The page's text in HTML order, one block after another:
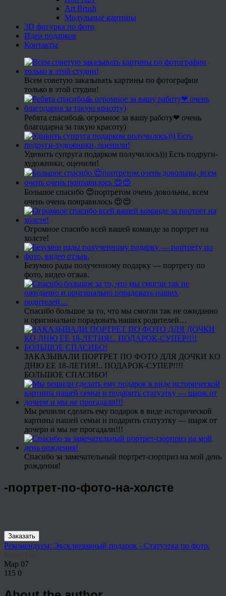
Art Brush
Модульные картины
3D фигурка по фото
Идеи подарков
Контакты
Всем советую заказывать картины по фотографии
только в этой студии!
Ребята спасибо🙏 огромное за вашу работу❤ очень
благодарна за такую красоту)
Удивить супруга подарком получилось))) Есть подруги-
художники, оценили!
Большое спасибо 😍портретом очень довольны, всем
очень очень понравилось 😍😍
Огромное спасибо всей вашей команде за портрет на
холсте!
Безумно рады полученному подарку — портрету по
фото, видео отзыв.
Спасибо большое за то, что мы смогли так не ожиданно
и оригинально порадовать наших родителей…
ЗАКАЗЫВАЛИ ПОРТРЕТ ПО ФОТО ДЛЯ ДОЧКИ КО
ДНЮ ЕЕ 18-ЛЕТИЯ!.. ПОДАРОК-СУПЕР!!!!
БОЛЬШОЕ СПАСИБО!
Мы решили сделать ему подарок в виде исторической
картины нашей семьи и подарить статуэтку — шарж от
дочери и мы не прогадали!!!
Спасибо за замечательный портрет-сюрприз на мой день
рождения!
-портрет-по-фото-на-холсте
Заказать
Рекомендуем: Эксклюзивный подарок - Статуэтка по фото.
Мар 07
115 0